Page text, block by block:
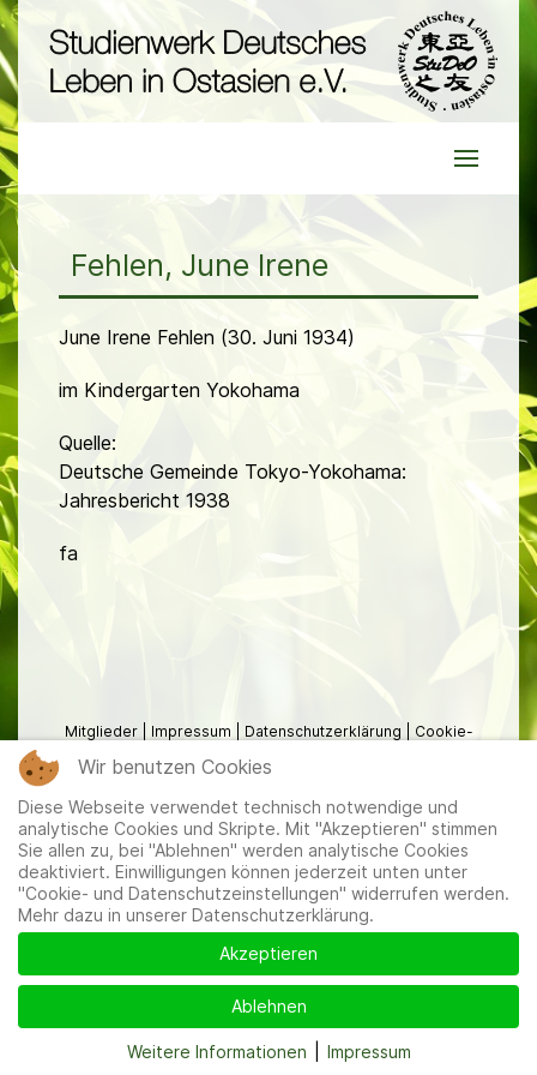
Fehlen, June Irene
June Irene Fehlen (30. Juni 1934)
im Kindergarten Yokohama
Quelle:
Deutsche Gemeinde Tokyo-Yokohama:
Jahresbericht 1938
fa
Mitglieder Impressum Datenschutzerklärung
Cookie-
Wir benutzen Cookies
Diese Webseite verwendet technisch notwendige und
analytische Cookies und Skripte. Mit "Akzeptieren" stimmen
Sie allen zu, bei "Ablehnen" werden analytische Cookies
deaktiviert. Einwilligungen können jederzeit unten unter
"Cookie- und Datenschutzeinstellungen" widerrufen werden.
Mehr dazu in unserer Datenschutzerklärung.
Akzeptieren
Ablehnen
Weitere Informationen Impressum